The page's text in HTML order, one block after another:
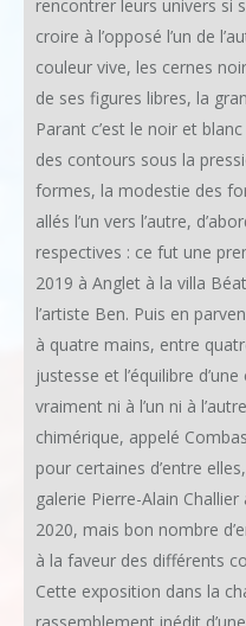
rencontrer leurs univers si
croire à l’opposé l’un de
couleur vive, les cernes
de ses figures libres, la
Parant c’est le noir et
des contours sous la
formes, la modestie des
allés l’un vers l’autre,
respectives : ce fut une
2019 à Anglet à la villa
l’artiste Ben. Puis en
à quatre mains, entre
justesse et l’équilibre
vraiment ni à l’un ni à
chimérique, appelé
pour certaines d’entre
galerie Pierre-Alain
2020, mais bon nombre
à la faveur des différents
Cette exposition dans la
rassemblement inédit